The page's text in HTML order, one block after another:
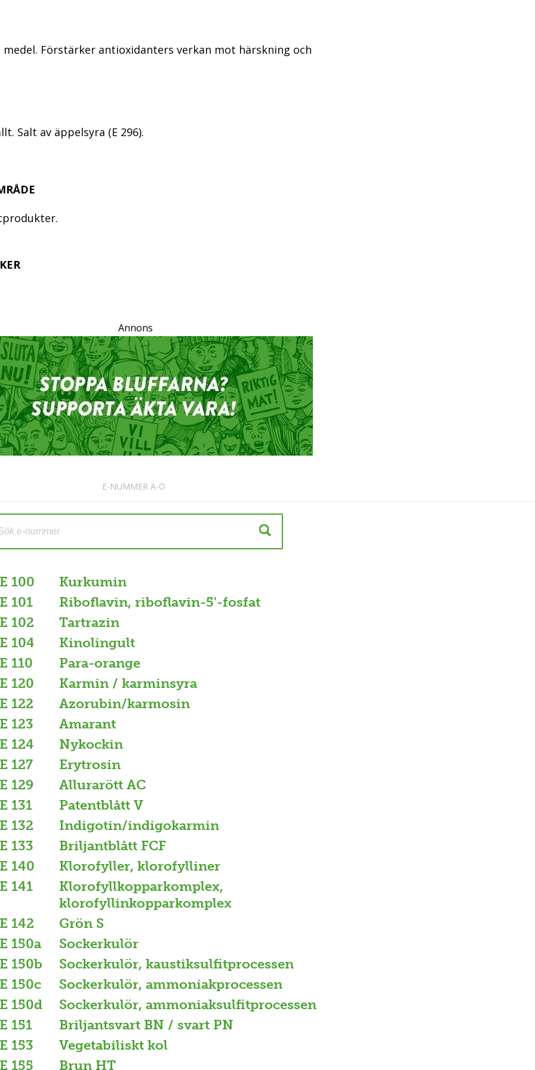
Förstärker antioxidanters verkan mot härskning och
Salt av äppelsyra (E 296).
Annons
E-NUMMER A-Ö
100
Kurkumin
101
Riboflavin, riboflavin-5'-fosfat
102
Tartrazin
104
Kinolingult
110
Para-orange
120
Karmin / karminsyra
122
Azorubin/karmosin
123
Amarant
124
Nykockin
127
Erytrosin
129
Allurarött AC
131
Patentblått V
132
Indigotin/indigokarmin
133
Briljantblått FCF
140
Klorofyller, klorofylliner
141
Klorofyllkopparkomplex,
klorofyllinkopparkomplex
142
Grön S
150a
Sockerkulör
150b
Sockerkulör, kaustiksulfitprocessen
150c
Sockerkulör, ammoniakprocessen
150d
Sockerkulör, ammoniaksulfitprocessen
151
Briljantsvart BN / svart PN
153
Vegetabiliskt kol
155
Brun HT